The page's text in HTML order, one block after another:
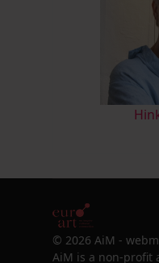
© 2026 AiM -
AiM is a non-profit